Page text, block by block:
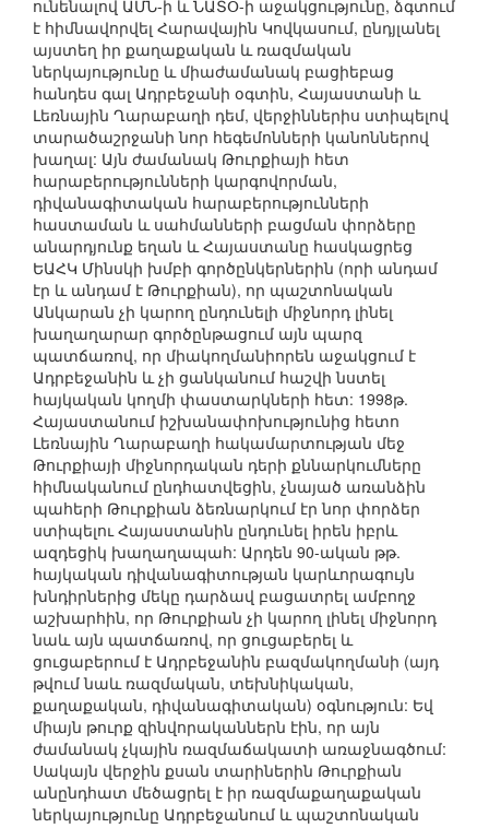
ունենալով ԱՄՆ-ի և ՆԱՏՕ-ի աջակցությունը, ձգտում
է հիմնավորվել Հարավային Կովկասում, ընդյլանել
այստեղ իր քաղաքական և ռազմական
ներկայությունը և միաժամանակ բացիեբաց
հանդես գալ Ադրբեջանի օգտին, Հայաստանի և
Լեռնային Ղարաբաղի դեմ, վերջիններիս ստիպելով
տարածաշրջանի նոր հեգեմոնների կանոններով
խաղալ: Այն ժամանակ Թուրքիայի հետ
հարաբերությունների կարգովորման,
դիվանագիտական հարաբերությունների
հաստաման և սահմանների բացման փորձերը
անարդյունք եղան և Հայաստանը հասկացրեց
ԵԱՀԿ Մինսկի խմբի գործընկերներին (որի անդամ
էր և անդամ է Թուրքիան), որ պաշտոնական
Անկարան չի կարող ընդունելի միջնորդ լինել
խաղաղարար գործընթացում այն պարզ
պատճառով, որ միակողմանիորեն աջակցում է
Ադրբեջանին և չի ցանկանում հաշվի նստել
հայկական կողմի փաստարկների հետ: 1998թ.
Հայաստանում իշխանափոխությունից հետո
Լեռնային Ղարաբաղի հակամարտության մեջ
Թուրքիայի միջնորդական դերի քննարկումները
հիմնականում ընդհատվեցին, չնայած առանձին
պահերի Թուրքիան ձեռնարկում էր նոր փորձեր
ստիպելու Հայաստանին ընդունել իրեն իբրև
ազդեցիկ խաղաղապահ: Արդեն 90-ական թթ.
հայկական դիվանագիտության կարևորագույն
խնդիրներից մեկը դարձավ բացատրել ամբողջ
աշխարհին, որ Թուրքիան չի կարող լինել միջնորդ
նաև այն պատճառով, որ ցուցաբերել և
ցուցաբերում է Ադրբեջանին բազմակողմանի (այդ
թվում նաև ռազմական, տեխնիկական,
քաղաքական, դիվանագիտական) օգնություն: Եվ
միայն թուրք զինվորականներն էին, որ այն
ժամանակ չկային ռազմաճակատի առաջնագծում:
Սակայն վերջին քսան տարիներին Թուրքիան
անընդհատ մեծացրել է իր ռազմաքաղաքական
ներկայությունը Ադրբեջանում և պաշտոնական